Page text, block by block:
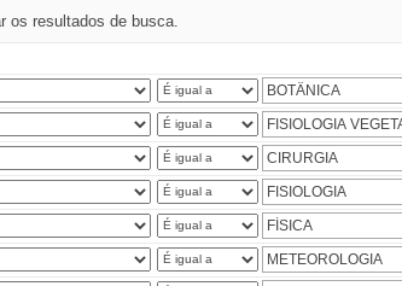
os resultados de busca.